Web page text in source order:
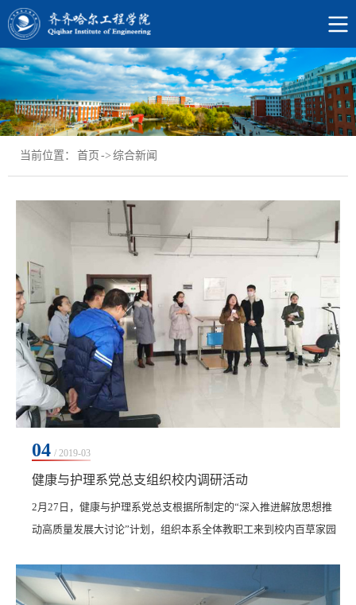
当前位置： 首页 -> 综合新闻
04 / 2019-03
健康与护理系党总支组织校内调研活动
2月27日，健康与护理系党总支根据所制定的“深入推进解放思想推
动高质量发展大讨论”计划，组织本系全体教职工来到校内百草家园
任张静的带领下，教师们参...